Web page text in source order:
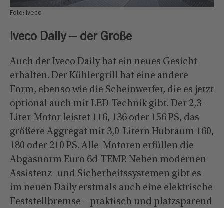
Foto: Iveco
Iveco Daily – der Große
Auch der Iveco Daily hat ein neues Gesicht
erhalten. Der Kühlergrill hat eine andere
Form, ebenso wie die Scheinwerfer, die es jetzt
optional auch mit LED-Technik gibt. Der 2,3-
Liter-Motor leistet 116, 136 oder 156 PS, das
größere Aggregat mit 3,0-Litern Hubraum 160,
180 oder 210 PS. Alle Motoren erfüllen die
Abgasnorm Euro 6d-TEMP. Neben modernen
Assistenz- und Sicherheitssystemen gibt es
im neuen Daily erstmals auch eine elektrische
Feststellbremse – praktisch und platzsparend